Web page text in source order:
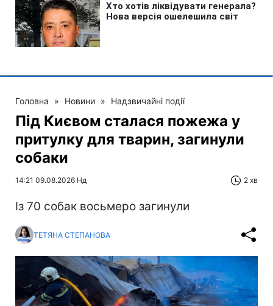
Головна » Новини » Надзвичайні події
Під Києвом сталася пожежа у
притулку для тварин, загинули
собаки
14:21 09.08.2026 Нд 2 хв
Із 70 собак восьмеро загинули
ТЕТЯНА СТЕПАНОВА